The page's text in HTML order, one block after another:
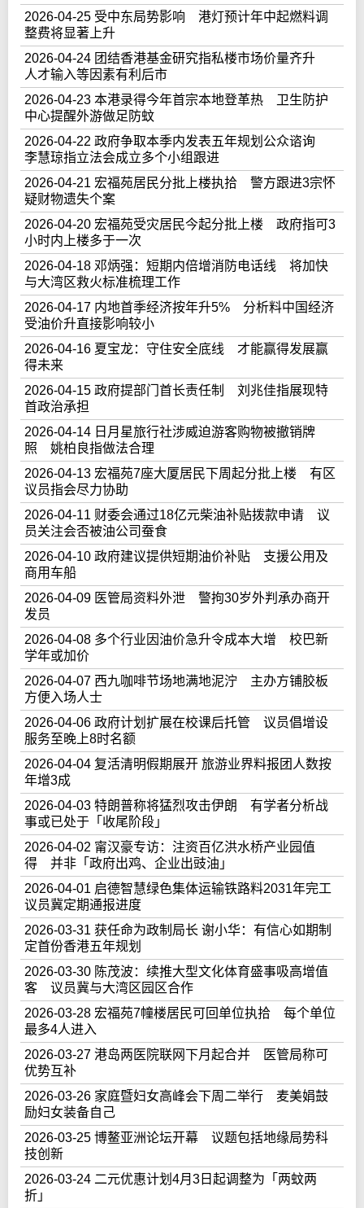
2026-04-25 受中东局势影响 港灯预计年中起燃料调
整费将显著上升
2026-04-24 团结香港基金研究指私楼市场价量齐升
人才输入等因素有利后市
2026-04-23 本港录得今年首宗本地登革热 卫生防护
中心提醒外游做足防蚊
2026-04-22 政府争取本季内发表五年规划公众谘询
李慧琼指立法会成立多个小组跟进
2026-04-21 宏福苑居民分批上楼执拾 警方跟进3宗怀
疑财物遗失个案
2026-04-20 宏福苑受灾居民今起分批上楼 政府指可3
小时内上楼多于一次
2026-04-18 邓炳强：短期内倍增消防电话线 将加快
与大湾区救火标准梳理工作
2026-04-17 内地首季经济按年升5% 分析料中国经济
受油价升直接影响较小
2026-04-16 夏宝龙：守住安全底线 才能赢得发展赢
得未来
2026-04-15 政府提部门首长责任制 刘兆佳指展现特
首政治承担
2026-04-14 日月星旅行社涉威迫游客购物被撤销牌
照 姚柏良指做法合理
2026-04-13 宏福苑7座大厦居民下周起分批上楼 有区
议员指会尽力协助
2026-04-11 财委会通过18亿元柴油补贴拨款申请 议
员关注会否被油公司蚕食
2026-04-10 政府建议提供短期油价补贴 支援公用及
商用车船
2026-04-09 医管局资料外泄 警拘30岁外判承办商开
发员
2026-04-08 多个行业因油价急升令成本大增 校巴新
学年或加价
2026-04-07 西九咖啡节场地满地泥泞 主办方铺胶板
方便入场人士
2026-04-06 政府计划扩展在校课后托管 议员倡增设
服务至晚上8时名额
2026-04-04 复活清明假期展开 旅游业界料报团人数按
年增3成
2026-04-03 特朗普称将猛烈攻击伊朗 有学者分析战
事或已处于「收尾阶段」
2026-04-02 甯汉豪专访：注资百亿洪水桥产业园值
得 并非「政府出鸡、企业出豉油」
2026-04-01 启德智慧绿色集体运输铁路料2031年完工
议员冀定期通报进度
2026-03-31 获任命为政制局长 谢小华：有信心如期制
定首份香港五年规划
2026-03-30 陈茂波：续推大型文化体育盛事吸高增值
客 议员冀与大湾区园区合作
2026-03-28 宏福苑7幢楼居民可回单位执拾 每个单位
最多4人进入
2026-03-27 港岛两医院联网下月起合并 医管局称可
优势互补
2026-03-26 家庭暨妇女高峰会下周二举行 麦美娟鼓
励妇女装备自己
2026-03-25 博鳌亚洲论坛开幕 议题包括地缘局势科
技创新
2026-03-24 二元优惠计划4月3日起调整为「两蚊两
折」